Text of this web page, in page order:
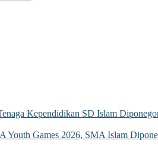
Kependidikan SD Islam
Youth Games 2026, SMA Islam